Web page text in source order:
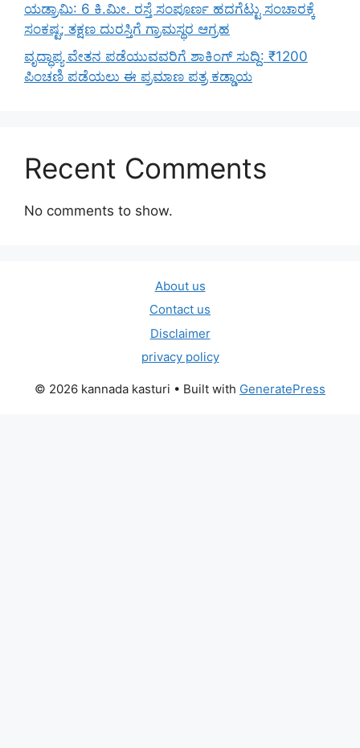
ಯಡ್ರಾಮಿ: 6 ಕಿ.ಮೀ. ರಸ್ತೆ ಸಂಪೂರ್ಣ ಹದಗೆಟ್ಟು ಸಂಚಾರಕ್ಕೆ
ಸಂಕಷ್ಟ; ತಕ್ಷಣ ದುರಸ್ತಿಗೆ ಗ್ರಾಮಸ್ಥರ ಆಗ್ರಹ
ವೃದ್ಧಾಪ್ಯ ವೇತನ ಪಡೆಯುವವರಿಗೆ ಶಾಕಿಂಗ್ ಸುದ್ದಿ: ₹1200
ಪಿಂಚಣಿ ಪಡೆಯಲು ಈ ಪ್ರಮಾಣ ಪತ್ರ ಕಡ್ಡಾಯ
Recent Comments
No comments to show.
About us
Contact us
Disclaimer
privacy policy
© 2026 kannada kasturi • Built with GeneratePress